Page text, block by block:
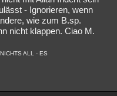
- Ignorieren, wenn
wie zum B.sp.
nicht klappen. Ciao M.
ALL - ES